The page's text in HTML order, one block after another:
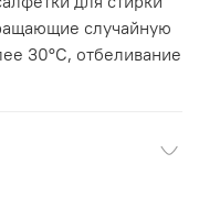
случайную
30°C, отбеливание